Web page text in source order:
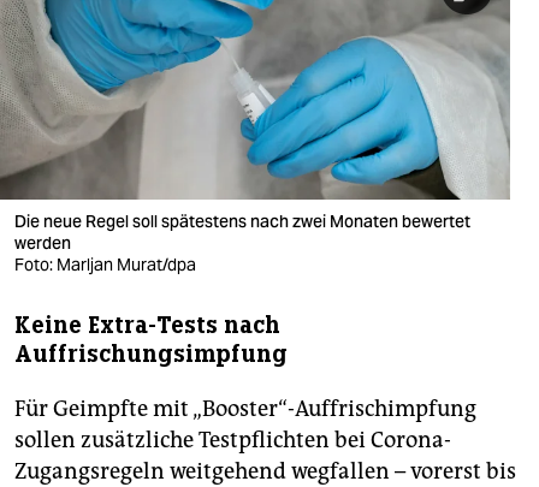
nord
wahrheit
verlag
verlag
veranstaltungen
shop
fragen & hilfe
unterstützen
abo
genossenschaft
Die neue Regel soll spätestens nach zwei Monaten bewertet
werden
Foto: Marljan Murat/dpa
Keine Extra-Tests nach
Auffrischungsimpfung
Für Geimpfte mit „Booster“-Auffrischimpfung
sollen zusätzliche Testpflichten bei Corona-
Zugangsregeln weitgehend wegfallen – vorerst bis